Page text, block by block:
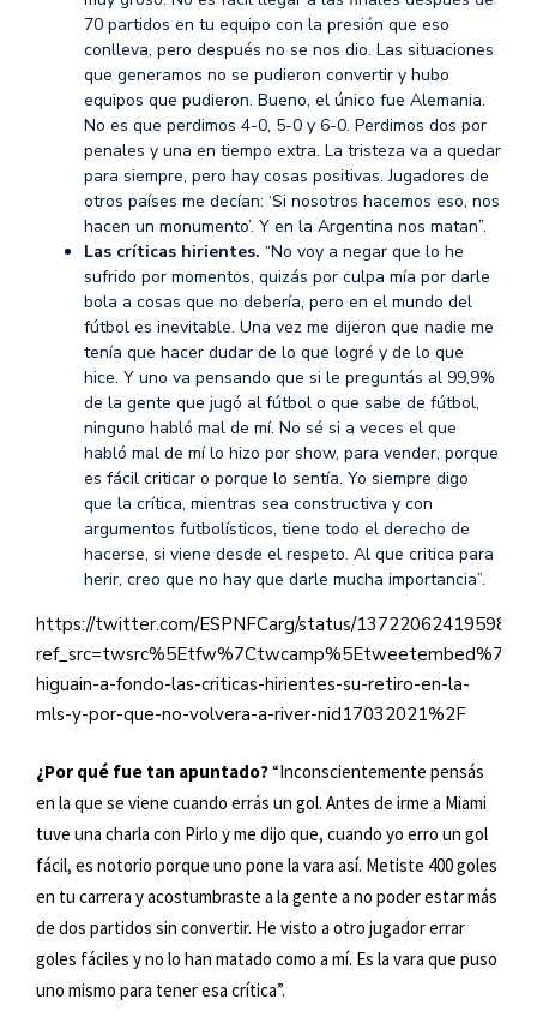
70 partidos en tu equipo con la presión que eso
conlleva, pero después no se nos dio. Las situaciones
que generamos no se pudieron convertir y hubo
equipos que pudieron. Bueno, el único fue Alemania.
No es que perdimos 4-0, 5-0 y 6-0. Perdimos dos por
penales y una en tiempo extra. La tristeza va a quedar
para siempre, pero hay cosas positivas. Jugadores de
otros países me decían: ‘Si nosotros hacemos eso, nos
hacen un monumento’. Y en la Argentina nos matan”.
Las críticas hirientes. “No voy a negar que lo he
sufrido por momentos, quizás por culpa mía por darle
bola a cosas que no debería, pero en el mundo del
fútbol es inevitable. Una vez me dijeron que nadie me
tenía que hacer dudar de lo que logré y de lo que
hice. Y uno va pensando que si le preguntás al 99,9%
de la gente que jugó al fútbol o que sabe de fútbol,
ninguno habló mal de mí. No sé si a veces el que
habló mal de mí lo hizo por show, para vender, porque
es fácil criticar o porque lo sentía. Yo siempre digo
que la crítica, mientras sea constructiva y con
argumentos futbolísticos, tiene todo el derecho de
hacerse, si viene desde el respeto. Al que critica para
herir, creo que no hay que darle mucha importancia”.
https://twitter.com/ESPNFCarg/status/
higuain-a-fondo-las-criticas-hirientes-su-retiro-en-la-
mls-y-por-que-no-volvera-a-river-nid17032021%2F
¿Por qué fue tan apuntado?“Inconscientemente pensás
en la que se viene cuando errás un gol. Antes de irme a Miami
tuve una charla con Pirlo y me dijo que, cuando yo erro un gol
fácil, es notorio porque uno pone la vara así. Metiste 400 goles
en tu carrera y acostumbraste a la gente a no poder estar más
de dos partidos sin convertir. He visto a otro jugador errar
goles fáciles y no lo han matado como a mí. Es la vara que puso
uno mismo para tener esa crítica”.